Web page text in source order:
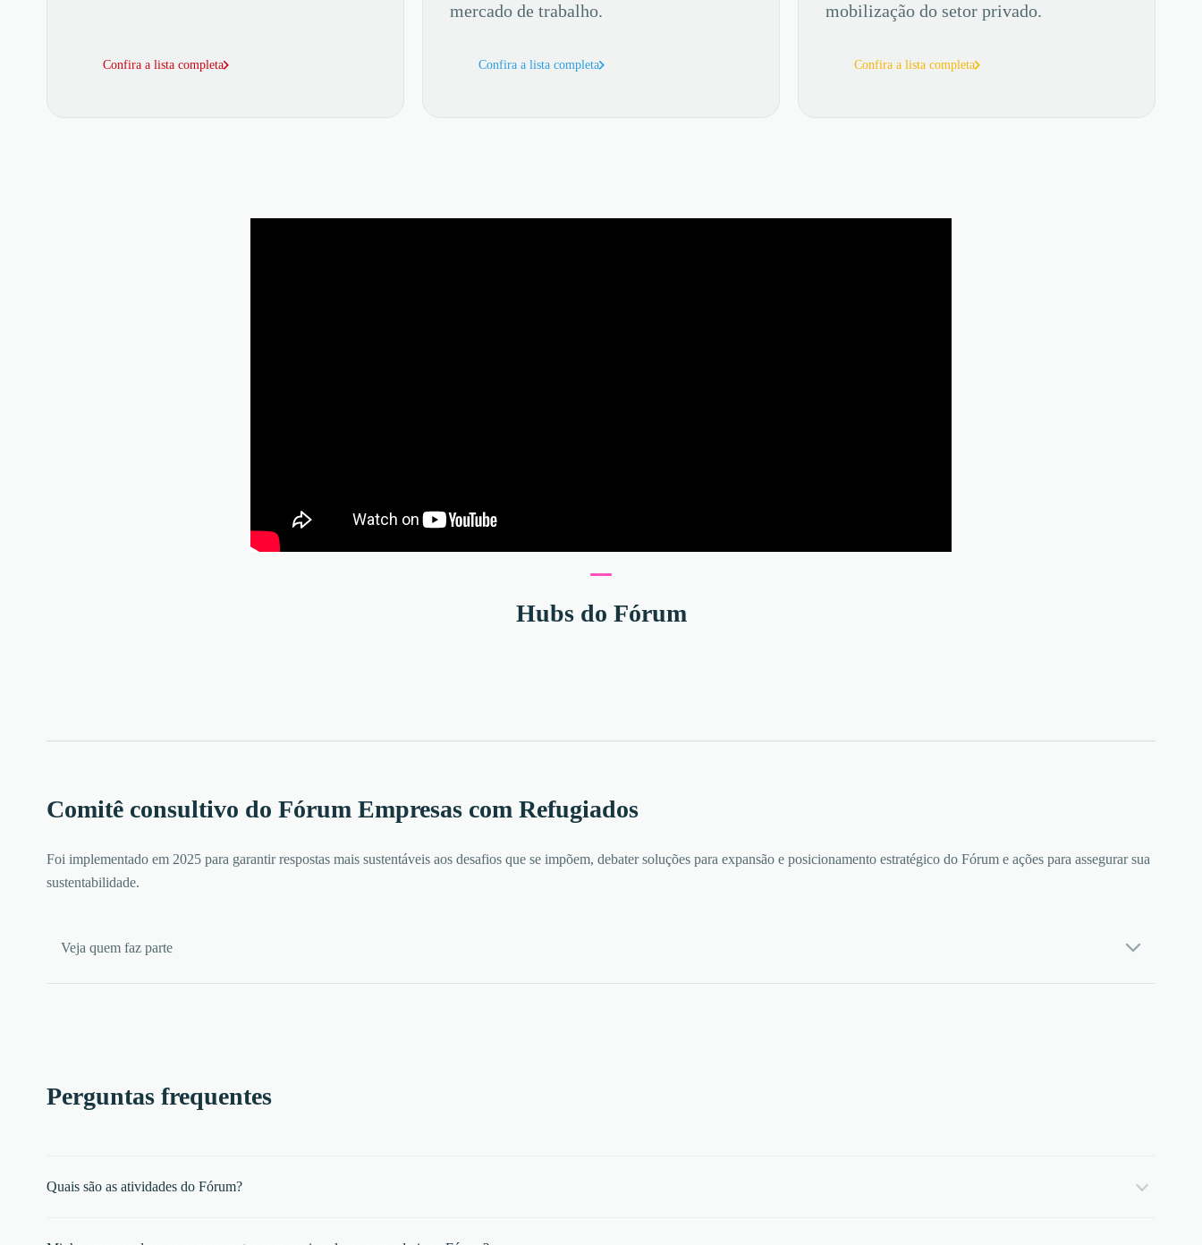
Confira a lista completa
mercado de trabalho.
Confira a lista completa
mobilização do setor privado.
Confira a lista completa
Hubs do Fórum
Comitê consultivo do Fórum Empresas com Refugiados
Foi implementado em 2025 para garantir respostas mais sustentáveis aos desafios que se impõem, debater soluções para expansão e posicionamento estratégico do Fórum e ações para assegurar sua
sustentabilidade.
Veja quem faz parte
Perguntas frequentes
Quais são as atividades do Fórum?